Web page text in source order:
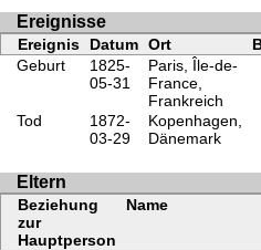
Ereignisse
Ereignis Datum Ort
Geburt
1825-
05-31
Paris, Île-de-
France,
Frankreich
Tod
1872-
03-29
Kopenhagen,
Dänemark
Eltern
Beziehung
zur
Hauptperson
Name